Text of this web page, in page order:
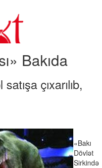
Bakıda
çıxarılıb,
«Bakı
Dövlət
Sirkində